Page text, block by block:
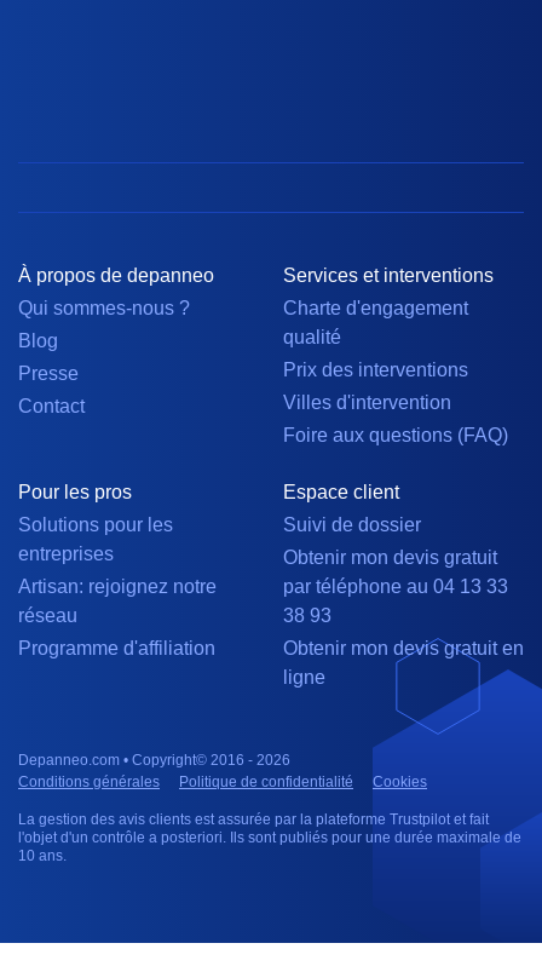
À propos de depanneo
Qui sommes-nous ?
Blog
Presse
Contact
Services et interventions
Charte d'engagement
qualité
Prix des interventions
Villes d'intervention
Foire aux questions (FAQ)
Pour les pros
Solutions pour les
entreprises
Artisan: rejoignez notre
réseau
Programme d'affiliation
Espace client
Suivi de dossier
Obtenir mon devis gratuit
par téléphone au 04 13 33
38 93
Obtenir mon devis gratuit en
ligne
Depanneo.com • Copyright© 2016 - 2026
Conditions générales
Politique de confidentialité Cookies
La gestion des avis clients est assurée par la plateforme Trustpilot et fait
l'objet d'un contrôle a posteriori. Ils sont publiés pour une durée maximale de
10 ans.